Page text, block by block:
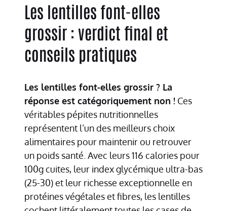
Les lentilles font-elles
grossir : verdict final et
conseils pratiques
Les lentilles font-elles grossir ? La
réponse est catégoriquement non ! Ces
véritables pépites nutritionnelles
représentent l’un des meilleurs choix
alimentaires pour maintenir ou retrouver
un poids santé. Avec leurs 116 calories pour
100g cuites, leur index glycémique ultra-bas
(25-30) et leur richesse exceptionnelle en
protéines végétales et fibres, les lentilles